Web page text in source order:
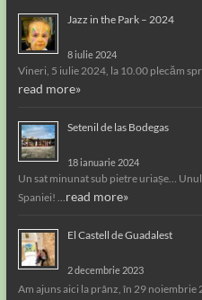
Jazz in the Park – 2024
8 iulie 2024
Vineri, 5 iulie 2024, la 10.00 plecăm
read more»
Setenil de las Bodegas
18 ianuarie 2024
Un sat minunat sub pietre uriașe…
Spaniei! …read more»
El Castell de Guadalest
2 decembrie 2023
Am ajuns aici la prânz, în 29 noiembrie